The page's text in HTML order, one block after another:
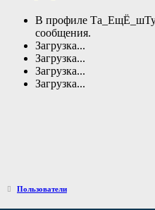
В профиле
сообщения.
Загрузка...
Загрузка...
Загрузка...
Загрузка...
Пользователи